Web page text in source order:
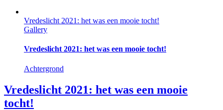
Vredeslicht 2021: het was een mooie tocht!
Gallery
Vredeslicht 2021: het was een mooie tocht!
Achtergrond
Vredeslicht 2021: het was een mooie
tocht!